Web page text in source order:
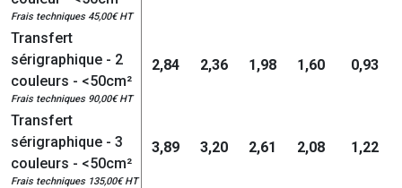
Frais techniques 45,00€ HT
Transfert
sérigraphique - 2
couleurs - <50cm²
Frais techniques 90,00€ HT
2,84 2,36 1,98 1,60 0,93
Transfert
sérigraphique - 3
couleurs - <50cm²
Frais techniques 135,00€ HT
3,89 3,20 2,61 2,08 1,22